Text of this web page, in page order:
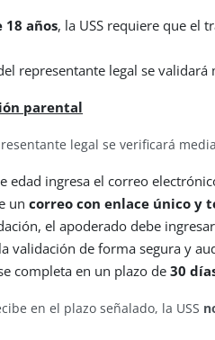
18 años, la USS requiere que el
representante legal se validará
parental
legal se verificará
edad ingresa el correo
un correo con enlace único y
el apoderado debe
validación de forma segura y
completa en un plazo de 30
en el plazo señalado, la USS